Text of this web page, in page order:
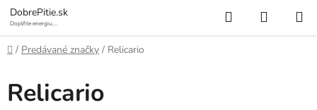
Prejsť
na
obsah
DobrePitie.sk
Doplňte energiu,
Hľadať
KOŠÍK
Domov
/ Predávané značky / Relicario
Relicario